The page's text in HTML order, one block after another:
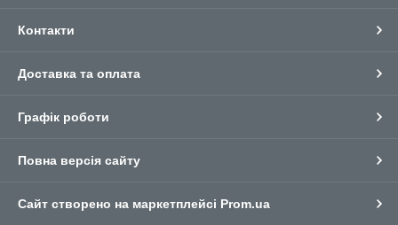
Контакти
Доставка та оплата
Графік роботи
Повна версія сайту
Сайт створено на маркетплейсі Prom.ua